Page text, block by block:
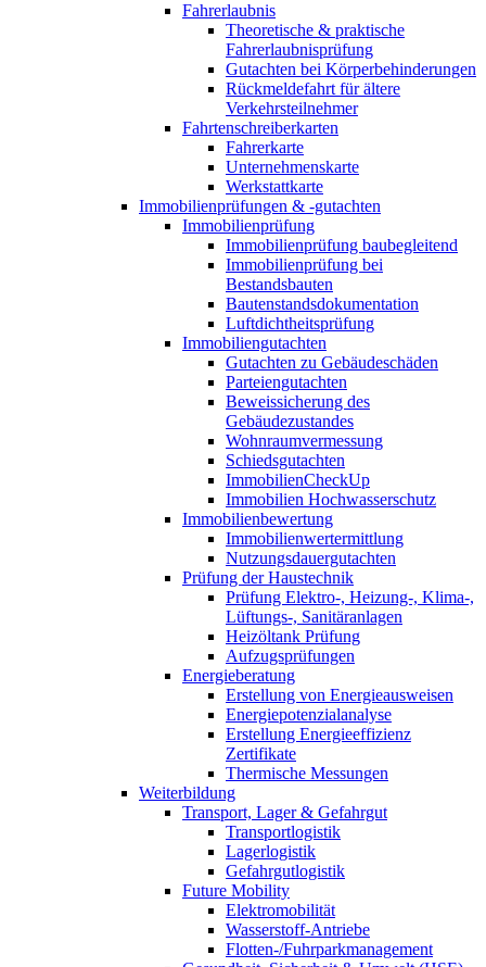
Fahrerlaubnis
Theoretische & praktische
Fahrerlaubnisprüfung
Gutachten bei Körperbehinderungen
Rückmeldefahrt für ältere
Verkehrsteilnehmer
Fahrtenschreiberkarten
Fahrerkarte
Unternehmenskarte
Werkstattkarte
Immobilienprüfungen & -gutachten
Immobilienprüfung
Immobilienprüfung baubegleitend
Immobilienprüfung bei
Bestandsbauten
Bautenstandsdokumentation
Luftdichtheitsprüfung
Immobiliengutachten
Gutachten zu Gebäudeschäden
Parteiengutachten
Beweissicherung des
Gebäudezustandes
Wohnraumvermessung
Schiedsgutachten
ImmobilienCheckUp
Immobilien Hochwasserschutz
Immobilienbewertung
Immobilienwertermittlung
Nutzungsdauergutachten
Prüfung der Haustechnik
Prüfung Elektro-, Heizung-, Klima-,
Lüftungs-, Sanitäranlagen
Heizöltank Prüfung
Aufzugsprüfungen
Energieberatung
Erstellung von Energieausweisen
Energiepotenzialanalyse
Erstellung Energieeffizienz
Zertifikate
Thermische Messungen
Weiterbildung
Transport, Lager & Gefahrgut
Transportlogistik
Lagerlogistik
Gefahrgutlogistik
Future Mobility
Elektromobilität
Wasserstoff-Antriebe
Flotten-/Fuhrparkmanagement